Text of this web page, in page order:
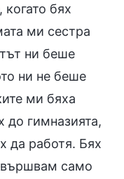
бях
ми сестра
ни беше
ни не беше
ми бяха
до гимназията,
да работя. Бях
само